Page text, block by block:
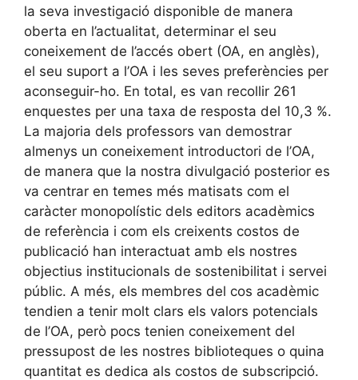
la seva investigació disponible de manera
oberta en l’actualitat, determinar el seu
coneixement de l’accés obert (OA, en anglès),
el seu suport a l’OA i les seves preferències per
aconseguir-ho. En total, es van recollir 261
enquestes per una taxa de resposta del 10,3 %.
La majoria dels professors van demostrar
almenys un coneixement introductori de l’OA,
de manera que la nostra divulgació posterior es
va centrar en temes més matisats com el
caràcter monopolístic dels editors acadèmics
de referència i com els creixents costos de
publicació han interactuat amb els nostres
objectius institucionals de sostenibilitat i servei
públic. A més, els membres del cos acadèmic
tendien a tenir molt clars els valors potencials
de l’OA, però pocs tenien coneixement del
pressupost de les nostres biblioteques o quina
quantitat es dedica als costos de subscripció.